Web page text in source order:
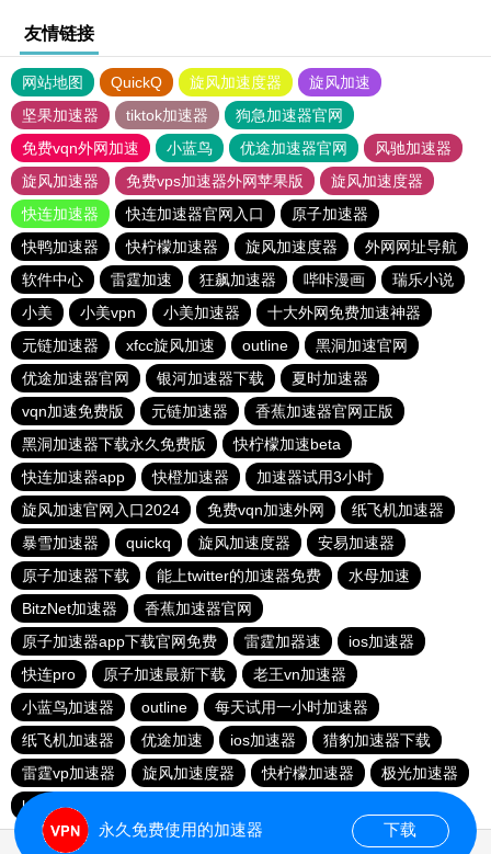
友情链接
网站地图 QuickQ 旋风加速度器
旋风加速
坚果加速器
tiktok加速器
狗急加速器官网
免费vqn外网加速
小蓝鸟 优途加速器官网
风驰加速器
旋风加速器
免费vps加速器外网苹果版
旋风加速度器
快连加速器
快连加速器官网入口
原子加速器
快鸭加速器
快柠檬加速器 旋风加速度器
外网网址导航
软件中心
雷霆加速 狂飙加速器 哔咔漫画
瑞乐小说
小美
小美vpn 小美加速器
十大外网免费加速神器
元链加速器
xfcc旋风加速 outline
黑洞加速官网
优途加速器官网
银河加速器下载
夏时加速器
vqn加速免费版
元链加速器
香蕉加速器官网正版
黑洞加速器下载永久免费版
快柠檬加速beta
快连加速器app
快橙加速器
加速器试用3小时
旋风加速官网入口2024
免费vqn加速外网
纸飞机加速器
暴雪加速器
quickq 旋风加速度器
安易加速器
原子加速器下载
能上twitter的加速器免费
水母加速
BitzNet加速器
香蕉加速器官网
原子加速器app下载官网免费
雷霆加器速
ios加速器
快连pro
原子加速最新下载
老王vn加速器
小蓝鸟加速器
outline
每天试用一小时加速器
纸飞机加速器
优途加速 ios加速器
猎豹加速器下载
雷霆vp加速器
旋风加速度器 快柠檬加速器
极光加速器
lets快连
永久免费使用的加速器 下载